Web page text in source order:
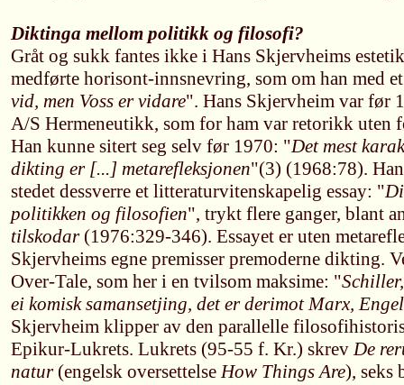
Diktinga mellom politikk og filosofi?
Gråt og sukk fantes ikke i Hans Skjervheims
medførte horisont-innsnevring, som om han med
vid, men Voss er vidare". Hans Skjervheim var før
A/S Hermeneutikk, som for ham var retorikk uten
Han kunne sitert seg selv før 1970: "Det mest
dikting er [...] metarefleksjonen"(3) (1968:78).
stedet dessverre et litteraturvitenskapelig essay: "
politikken og filosofien", trykt flere ganger, blant
tilskodar(1976:329-346). Essayet er uten
Skjervheims egne premisser premoderne dikting.
Over-Tale, som her i en tvilsom maksime: "
ei komisk samansetjing, det er derimot Marx,
Skjervheim klipper av den parallelle
Epikur-Lukrets. Lukrets (95-55 f. Kr.) skrevDe
natur (engelsk oversettelseHow Things Are), seks